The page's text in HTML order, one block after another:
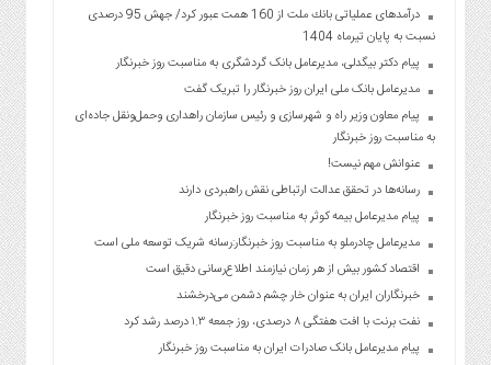
درآمدهای عملیاتی بانك ملت از 160 همت عبور كرد/ جهش 95 درصدی
نسبت به پایان تیرماه 1404
پیام دکتر بیگدلی، مدیرعامل بانک گردشگری به مناسبت روز خبرنگار
مدیرعامل بانک ملی ایران روز خبرنگار را تبریک گفت
پیام معاون وزیر راه و شهرسازی و رئیس سازمان راهداری وحمل‌ونقل جاده‌ای
به مناسبت روز خبرنگار
عنوانش مهم نیست!
رسانه‌ها در تحقق عدالت ارتباطی نقش راهبردی دارند
پیام مدیرعامل بیمه کوثر به مناسبت روز خبرنگار
مدیرعامل چادرملو به مناسبت روز خبرنگار:رسانه شریک توسعه ملی است
اقتصاد کشور بیش از هر زمان نیازمند اطلاع‌رسانی دقیق است
خبرنگاران ایران به عنوان خار چشم دشمن می‌درخشند
نفت برنت با افت هفتگی ۸ درصدی، روز جمعه ۱.۳ درصد رشد کرد
پیام مدیرعامل بانک صادرات ایران به مناسبت روز خبرنگار